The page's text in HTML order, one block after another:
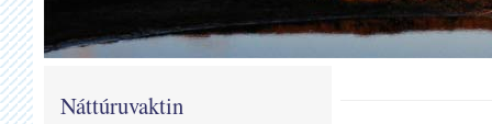
Náttúruvaktin